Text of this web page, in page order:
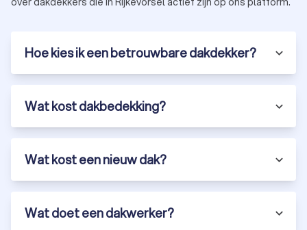
Hoe kies ik een betrouwbare dakdekker?
Wat kost dakbedekking?
Wat kost een nieuw dak?
Wat doet een dakwerker?